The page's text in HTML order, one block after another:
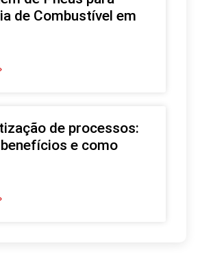
de Combustível em
de processos:
e como